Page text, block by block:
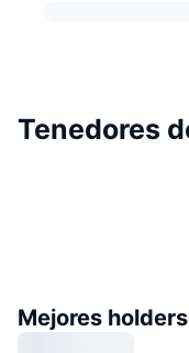
Tenedores
Mejores holders